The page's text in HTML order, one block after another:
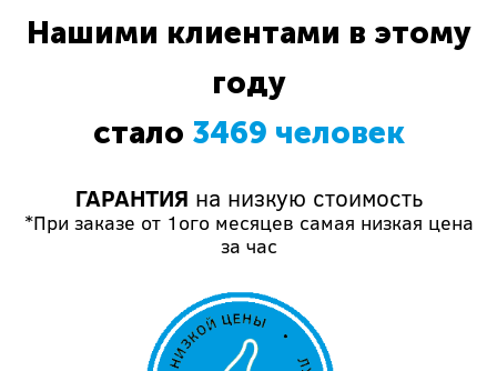
Нашими клиентами в этому
году
стало 3469 человек
ГАРАНТИЯ на низкую стоимость
*При заказе от 1ого месяцев самая низкая цена
за час